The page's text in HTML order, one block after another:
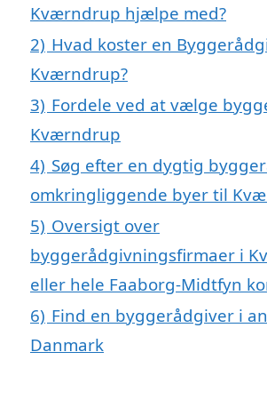
Kværndrup hjælpe med?
2) Hvad koster en
Kværndrup?
3) Fordele ved at vælge
Kværndrup
4) Søg efter en dygtig
omkringliggende byer til
5) Oversigt over
byggerådgivningsfirmaer i
eller hele Faaborg-Midtfyn
6) Find en byggerådgiver i
Danmark